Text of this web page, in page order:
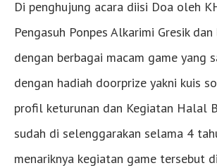
Di penghujung acara diisi Doa oleh
Pengasuh Ponpes Alkarimi Gresik
dengan berbagai macam game yang
dengan hadiah doorprize yakni kuis
profil keturunan dan Kegiatan Halal
sudah di selenggarakan selama 4
menariknya kegiatan game tersebut